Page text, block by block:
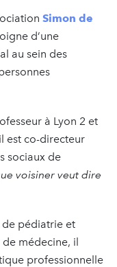
Simon de
d’une
au sein des
à Lyon 2 et
est co-directeur
sociaux de
voisiner veut dire
pédiatrie et
médecine, il
professionnelle